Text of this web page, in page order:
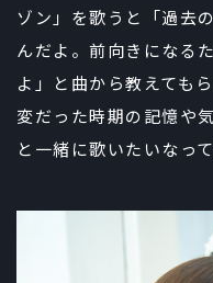
ゾン」を歌うと「過去
んだよ。前向きになる
よ」と曲から教えても
変だった時期の記憶や
と一緒に歌いたいなっ